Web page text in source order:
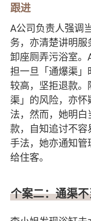
跟进
A公司负责人强调
务，亦清楚讲明
卸座厕弄污浴室
担一旦「通爆渠
较高，坚拒退款
渠」的风险，亦
法，然而，她明
款，自知追讨不
手法，她亦通知
给住客。
个案二：通渠